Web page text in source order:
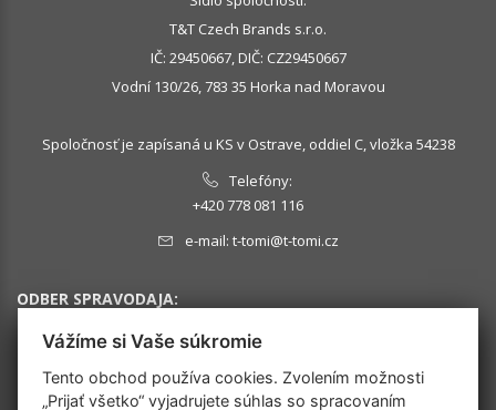
T&T Czech Brands s.r.o.
IČ: 29450667, DIČ: CZ29450667
Vodní 130/26, 783 35 Horka nad Moravou
Spoločnosť je zapísaná u KS v Ostrave, oddiel C, vložka 54238
Telefóny:
+420 778 081 116
e-mail: t-tomi@t-tomi.cz
ODBER SPRAVODAJA:
Vážíme si Vaše súkromie
Tento obchod používa cookies. Zvolením možnosti
„Prijať všetko“ vyjadrujete súhlas so spracovaním